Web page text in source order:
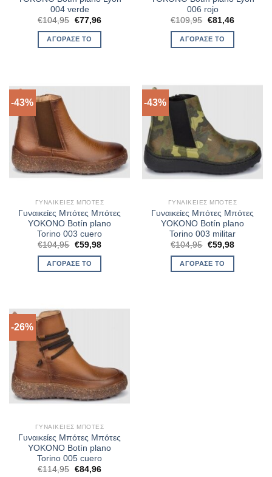
004 verde
€104,95 Original
was:
€104,95.
€77,96Η
ΑΓΌΡΑΣΈ ΤΟ
006 rojo
€109,95 Original
was:
€109,95.
€81,46Η
ΑΓΌΡΑΣΈ ΤΟ
-43%
ΓΥΝΑΙΚΕΊΕΣ ΜΠΌΤΕΣ
Γυναικείες Μπότες Μπότες
YOKONO Botín plano
Torino 003 cuero
€104,95 Original
was:
€104,95.
€59,98Η
ΑΓΌΡΑΣΈ ΤΟ
-43%
ΓΥΝΑΙΚΕΊΕΣ ΜΠΌΤΕΣ
Γυναικείες Μπότες Μπότες
YOKONO Botín plano
Torino 003 militar
€104,95 Original
was:
€104,95.
€59,98Η
ΑΓΌΡΑΣΈ ΤΟ
-26%
ΓΥΝΑΙΚΕΊΕΣ ΜΠΌΤΕΣ
Γυναικείες Μπότες Μπότες
YOKONO Botín plano
Torino 005 cuero
€114,95 Original
€84,96Η